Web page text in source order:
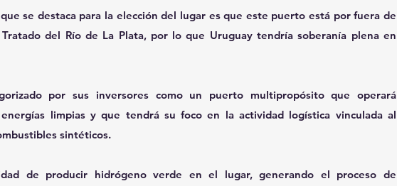
se destaca para la elección del lugar es que este puerto está por fuera de
del Río de La Plata, por lo que Uruguay tendría soberanía plena en
por sus inversores como un puerto multipropósito que operará
limpias y que tendrá su foco en la actividad logística vinculada al
sintéticos.
de producir hidrógeno verde en el lugar, generando el proceso de